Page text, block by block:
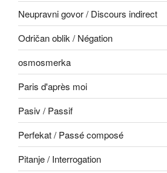
Neupravni govor / Discours indirect
Odričan oblik / Négation
osmosmerka
Paris d'après moi
Pasiv / Passif
Perfekat / Passé composé
Pitanje / Interrogation